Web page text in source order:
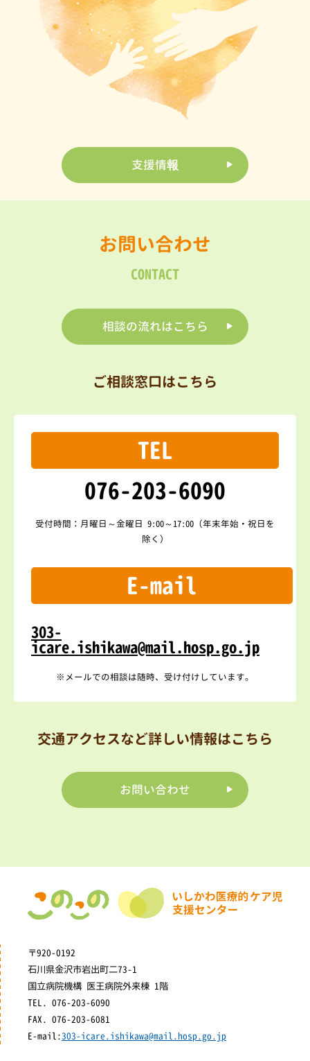
支援情報
お問い合わせ
CONTACT
相談の流れはこちら
ご相談窓口はこちら
TEL
076-203-6090
受付時間：月曜日～金曜日 9:00～17:00（年末年始・祝日を
除く）
E-mail
303-
icare.ishikawa@mail.hosp.go.jp
※メールでの相談は随時、受け付けしています。
交通アクセスなど詳しい情報はこちら
お問い合わせ
〒920-0192
石川県金沢市岩出町二73-1
国立病院機構 医王病院外来棟 1階
TEL. 076-203-6090
FAX. 076-203-6081
E-mail:303-icare.ishikawa@mail.hosp.go.jp